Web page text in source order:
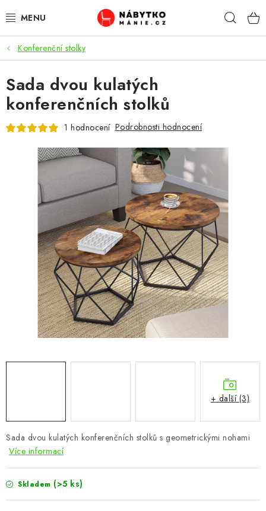
na
OBÝVACÍ POKOJ
KUCHYŇ A JÍDELNA
LOŽNICE
KANCELÁŘ / PRACOVNA
KOUPELNA A WC
PŘEDSÍŇ
CHOVATELSKÉ POTŘEBY
DOPLŇKY A DEKORACE
ZAHRADA
OSTATNÍ
VÝPRODEJ
Vše o nákupu
Konferenční stolky
Sada dvou kulatých konferenčních stolků s geometrickými nohami
Více informací
Skladem (>5 ks)
Sada dvou kulatých
konferenčních stolků
1 hodnocení Podrobnosti hodnocení
+ další (3)